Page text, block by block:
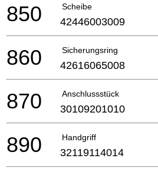
Scheibe
850 42446003009
Sicherungsring
860 42616065008
Anschlussstück
870 30109201010
Handgriff
890 32119114014